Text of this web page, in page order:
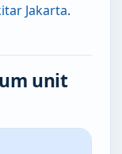
Jakarta.
unit